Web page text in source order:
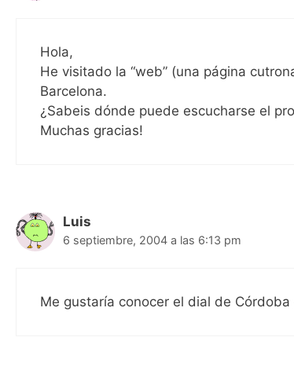
Hola,
He visitado la “web” (una página
Barcelona.
¿Sabeis dónde puede escucharse el
Muchas gracias!
Luis
6 septiembre, 2004 a las 6:13 pm
Me gustaría conocer el dial de Córdoba